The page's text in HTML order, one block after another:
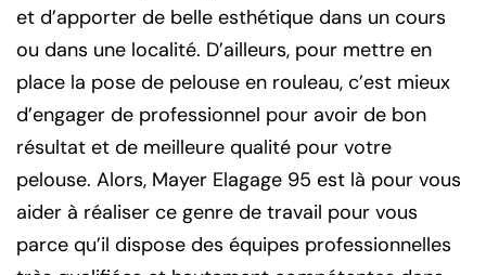
et d’apporter de belle esthétique dans un cours
ou dans une localité. D’ailleurs, pour mettre en
place la pose de pelouse en rouleau, c’est mieux
d’engager de professionnel pour avoir de bon
résultat et de meilleure qualité pour votre
pelouse. Alors, Mayer Elagage 95 est là pour vous
aider à réaliser ce genre de travail pour vous
parce qu’il dispose des équipes professionnelles